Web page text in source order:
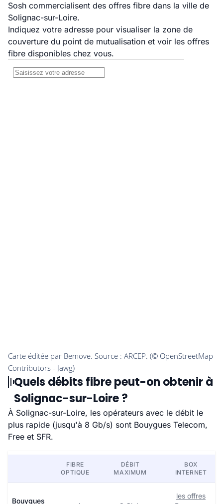
Sosh commercialisent des offres fibre dans la ville de
Solignac-sur-Loire.
Indiquez votre adresse pour visualiser la zone de
couverture du point de mutualisation et voir les offres
fibre disponibles chez vous.
Quels débits fibre peut-on obtenir à
Solignac-sur-Loire ?
À Solignac-sur-Loire, les opérateurs avec le débit le
plus rapide (jusqu'à 8 Gb/s) sont Bouygues Telecom,
Free et SFR.
FIBRE
OPTIQUE
DÉBIT
MAXIMUM
BOX
INTERNET
Bouygues
les offres